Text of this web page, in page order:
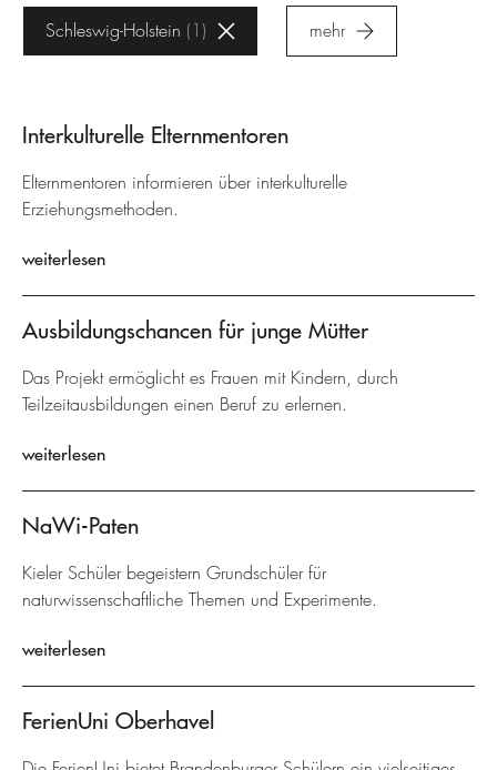
Schleswig-Holstein 1 mehr
Interkulturelle Elternmentoren
Elternmentoren informieren über interkulturelle
Erziehungsmethoden.
weiterlesen
Ausbildungschancen für junge Mütter
Das Projekt ermöglicht es Frauen mit Kindern, durch
Teilzeitausbildungen einen Beruf zu erlernen.
weiterlesen
NaWi-Paten
Kieler Schüler begeistern Grundschüler für
naturwissenschaftliche Themen und Experimente.
weiterlesen
FerienUni Oberhavel